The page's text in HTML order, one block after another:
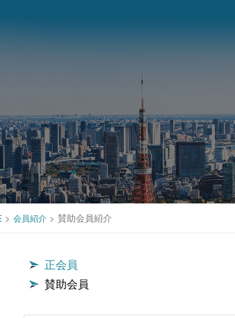
> 会員紹介 > 賛助会員紹介
正会員
賛助会員